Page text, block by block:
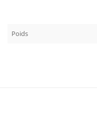
Poids